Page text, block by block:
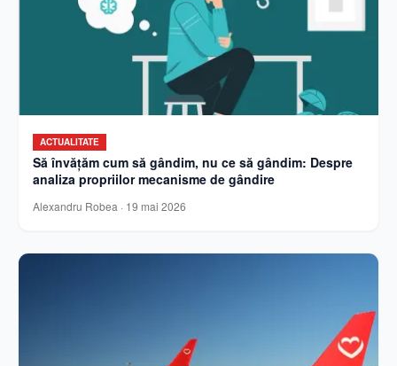
ACTUALITATE
Să învățăm cum să gândim, nu ce să gândim: Despre
analiza propriilor mecanisme de gândire
Alexandru Robea · 19 mai 2026